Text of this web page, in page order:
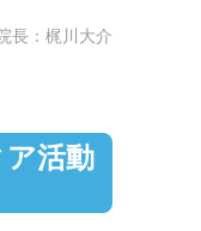
長：梶川大介
活動